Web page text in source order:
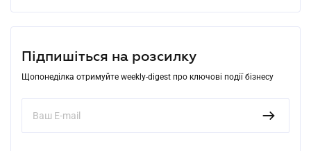
Підпишіться на розсилку
Щопонеділка отримуйте weekly-digest про ключові події бізнесу